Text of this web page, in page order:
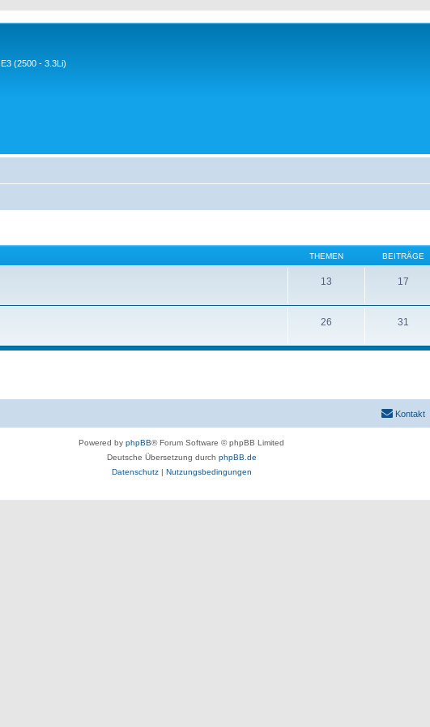
(2500 - 3.3Li)
THEMEN BEITRÄGE
13 17
26 31
Kontakt
Powered by phpBB® Forum Software © phpBB Limited
Deutsche Übersetzung durch phpBB.de
Datenschutz| Nutzungsbedingungen